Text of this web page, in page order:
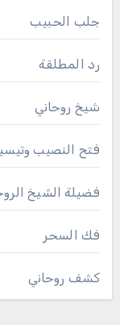
جلب الحبيب
رد المطلقة
شيخ روحاني
فتح النصيب
فضيلة الشيخ
فك السحر
كشف روحاني